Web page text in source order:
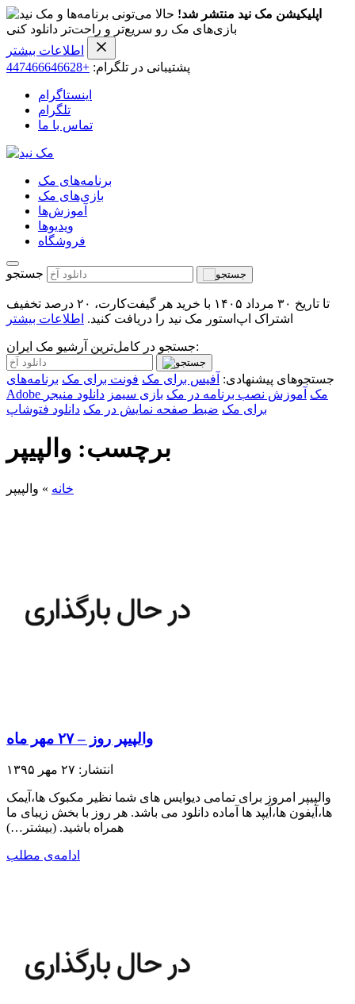
اپلیکیشن مک نید منتشر شد! حالا می‌تونی برنامه‌ها و
بازی‌های مک رو سریع‌تر و راحت‌تر دانلود کنی
اطلاعات بیشتر
پشتیبانی در تلگرام: +447466646628
اینستاگرام
تلگرام
تماس با ما
برنامه‌های مک
بازی‌های مک
آموزش‌ها
ویدیو‌ها
فروشگاه
جستجو
تا تاریخ ۳۰ مرداد ۱۴۰۵ با خرید هر گیفت‌کارت، ۲۰ درصد تخفیف
اشتراک اپ‌استور مک نید را دریافت کنید. اطلاعات بیشتر
جستجو در کامل‌ترین آرشیو مک ایران:
جستجوهای پیشنهادی: آفیس برای مک فونت برای مک برنامه‌های
Adobe مک آموزش نصب برنامه در مک بازی سیمز دانلود منیجر
برای مک ضبط صفحه نمایش در مک دانلود فتوشاپ
برچسب: والپیپر
خانه » والپیپر
والپیپر روز – ۲۷ مهر ماه
انتشار: ۲۷ مهر ۱۳۹۵
والپیپر امروز برای تمامی دیوایس های شما نظیر مکبوک ها،آیمک
ها،آیفون ها،آیپد ها آماده دانلود می باشد. هر روز با بخش زیبای ما
همراه باشید.​ (بیشتر…)
ادامه‌ی مطلب